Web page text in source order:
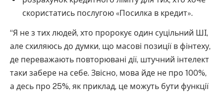
скористатись послугою «Посилка в кредит».
“Я не з тих людей, хто пророкує один суцільний ШІ,
але схиляюсь до думки, що масові позиції в фінтеху,
де переважають повторювані дії, штучний інтелект
таки забере на себе. Звісно, мова йде не про 100%,
а десь про 25%, як приклад, це можуть бути функції